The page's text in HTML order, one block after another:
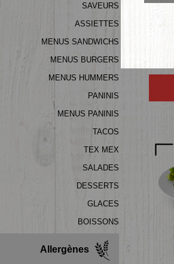
SAVEURS
ASSIETTES
MENUS SANDWICHS
MENUS BURGERS
MENUS HUMMERS
PANINIS
MENUS PANINIS
TACOS
TEX MEX
SALADES
DESSERTS
GLACES
BOISSONS
Allergènes